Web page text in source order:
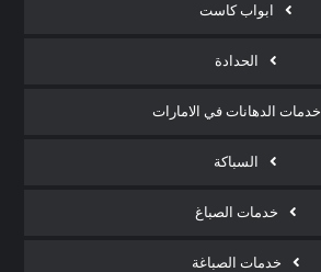
ابواب كاست
الحدادة
خدمات الدهانات في الامارات
السباكة
خدمات الصباغ
خدمات الصباغة